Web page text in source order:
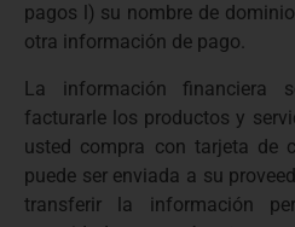
pagos l) su nombre de
otra información de pago.
La información financiera
facturarle los productos y
usted compra con tarjeta de
puede ser enviada a su
transferir la información